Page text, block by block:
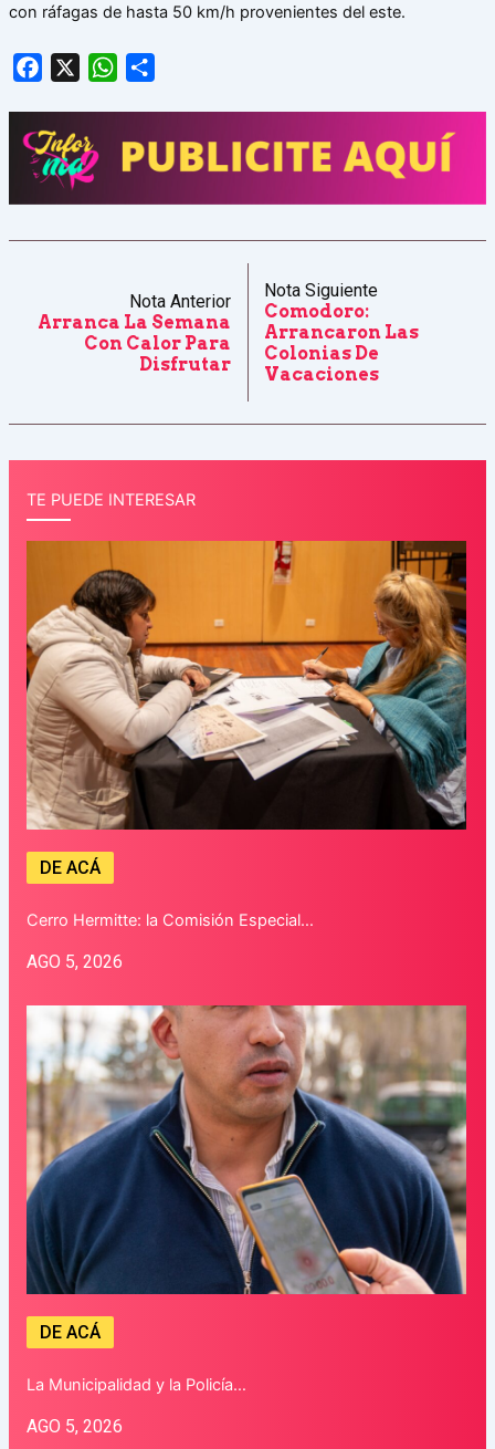
con ráfagas de hasta 50 km/h provenientes del este.
Facebook WhatsApp
Nota Anterior
Arranca La Semana
Con Calor Para
Disfrutar
Nota Siguiente
Comodoro:
Arrancaron Las
Colonias De
Vacaciones
TE PUEDE INTERESAR
DE ACÁ
Cerro Hermitte: la Comisión Especial…
AGO 5, 2026
DE ACÁ
La Municipalidad y la Policía…
AGO 5, 2026